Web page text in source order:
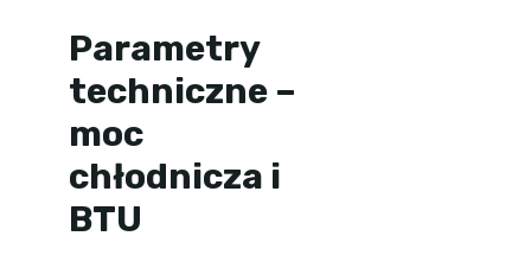
Parametry
techniczne –
moc
chłodnicza i
BTU